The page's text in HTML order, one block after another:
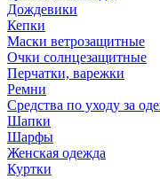
Дождевики
Кепки
Маски ветрозащитные
Очки солнцезащитные
Перчатки, варежки
Ремни
Средства по уходу за
Шапки
Шарфы
Женская одежда
Куртки